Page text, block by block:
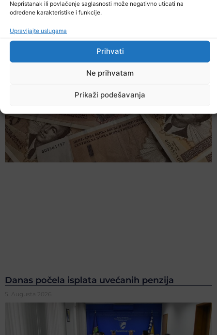
Nepristanak ili povlačenje saglasnosti može negativno uticati na
određene karakteristike i funkcije.
Upravljajte uslugama
Prihvati
Ne prihvatam
Prikaži podešavanja
Ostale novosti
Danas počela isplata uvećanih penzija
5. Augusta 2026.